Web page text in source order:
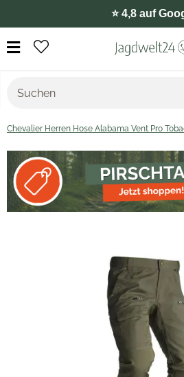
⭐️ 4,8 auf
Chevalier Herren Hose Alabama Vent Pro